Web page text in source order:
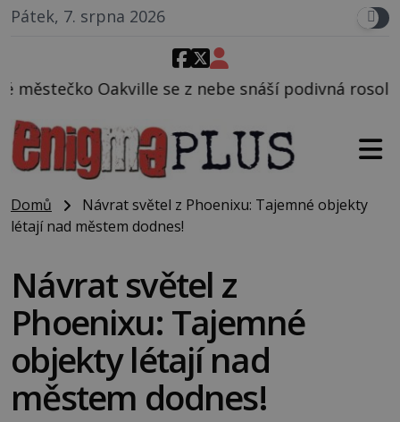
Pátek, 7. srpna 2026
se z nebe snáší podivná rosolovitá látka
Domů
Návrat světel z Phoenixu: Tajemné objekty
létají nad městem dodnes!
Návrat světel z
Phoenixu: Tajemné
objekty létají nad
městem dodnes!